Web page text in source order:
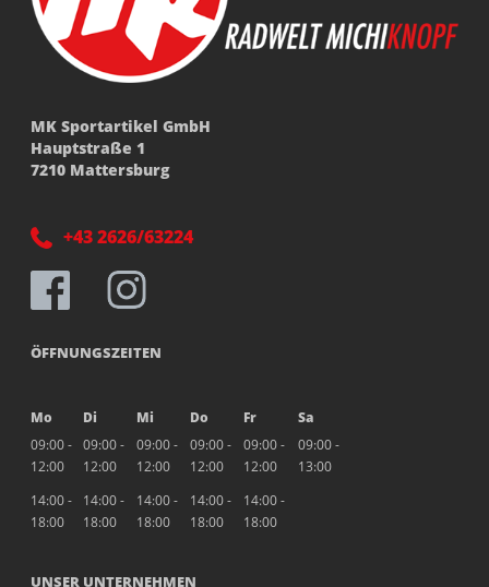
MK Sportartikel GmbH
Hauptstraße 1
7210 Mattersburg
+43 2626/63224
ÖFFNUNGSZEITEN
Mo Di Mi Do Fr
Sa
09:00 -
12:00
09:00 -
12:00
09:00 -
12:00
09:00 -
12:00
09:00 -
12:00
09:00 -
13:00
14:00 -
18:00
14:00 -
18:00
14:00 -
18:00
14:00 -
18:00
14:00 -
18:00
UNSER UNTERNEHMEN